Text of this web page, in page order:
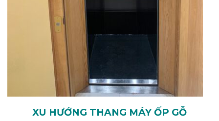
XU HƯỚNG THANG MÁY ỐP GỖ